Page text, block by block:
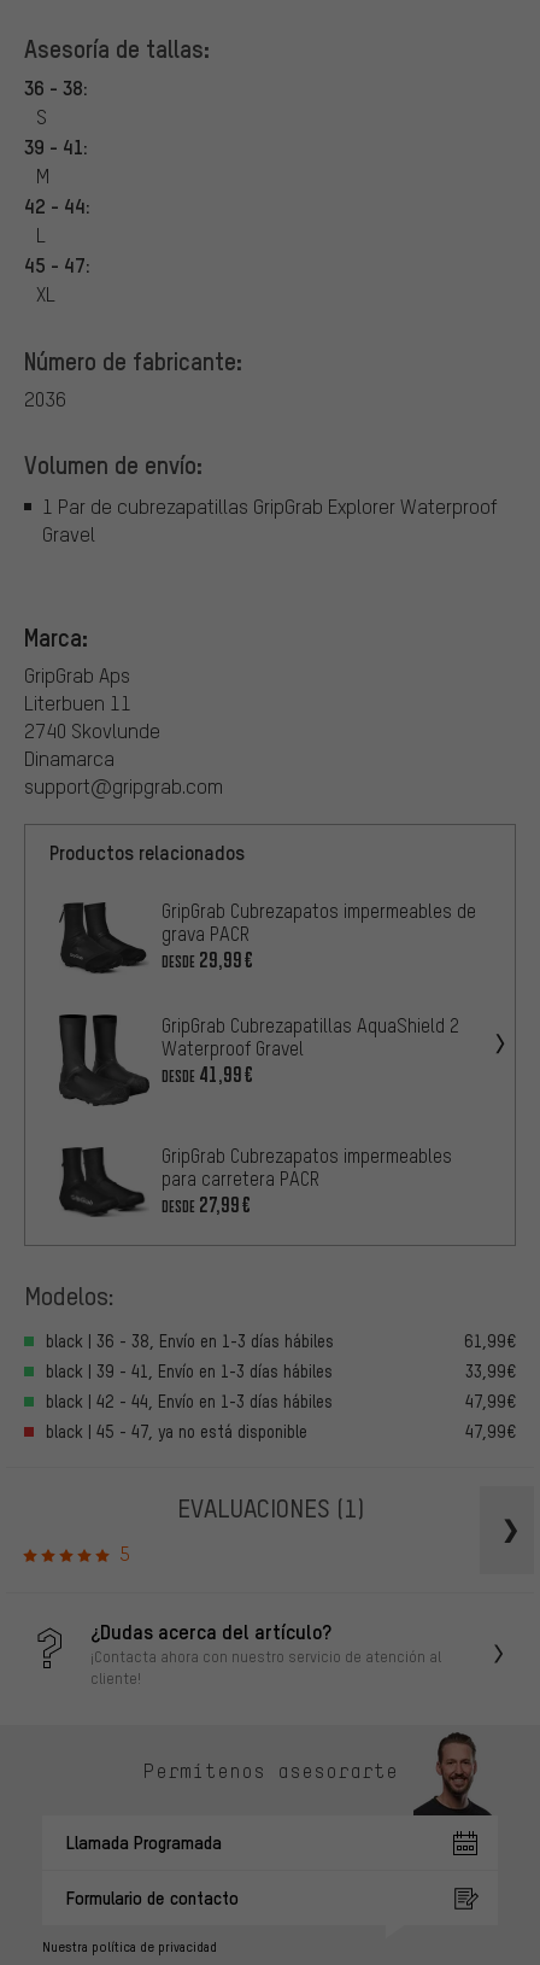
Asesoría de tallas:
36 - 38:
S
39 - 41:
M
42 - 44:
L
45 - 47:
XL
Número de fabricante:
2036
Volumen de envío:
1 Par de cubrezapatillas GripGrab Explorer Waterproof
Gravel
Marca:
GripGrab Aps
Literbuen 11
2740 Skovlunde
Dinamarca
support@gripgrab.com
Productos relacionados
GripGrab Cubrezapatos impermeables de
grava PACR
DESDE 29,99€
GripGrab Cubrezapatillas AquaShield 2
Waterproof Gravel
DESDE 41,99€
GripGrab Cubrezapatos impermeables
para carretera PACR
DESDE 27,99€
Modelos:
black | 36 - 38, Envío en 1-3 días hábiles
61,99€
black | 39 - 41, Envío en 1-3 días hábiles
33,99€
black | 42 - 44, Envío en 1-3 días hábiles
47,99€
black | 45 - 47, ya no está disponible
47,99€
EVALUACIONES (1)
5
¿Dudas acerca del artículo?
¡Contacta ahora con nuestro servicio de atención al
cliente!
Permítenos asesorarte
Llamada Programada
Formulario de contacto
Nuestra política de privacidad